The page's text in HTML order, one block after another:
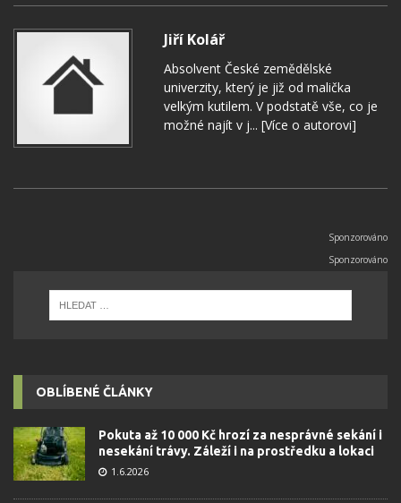
Jiří Kolář
Absolvent České zemědělské
univerzity, který je již od malička
velkým kutilem. V podstatě vše, co je
možné najít v j... [Více o autorovi]
OBLÍBENÉ ČLÁNKY
Pokuta až 10 000 Kč hrozí za nesprávné sekání i
nesekání trávy. Záleží i na prostředku a lokaci
1.6.2026